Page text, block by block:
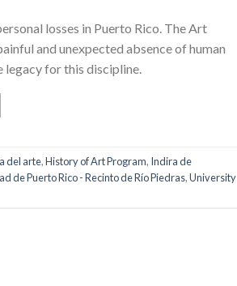
losses in Puerto Rico. The Art
and unexpected absence of human
legacy for this discipline.
del arte,History of Art Program, Indira de
de Puerto Rico - Recinto de Río Piedras,University